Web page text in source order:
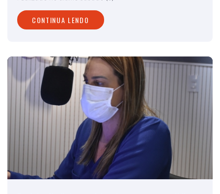
CONTINUA LENDO